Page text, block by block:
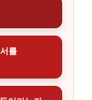
를